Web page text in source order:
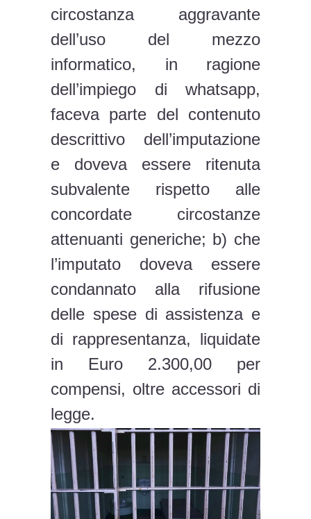
circostanza aggravante
dell’uso del mezzo
informatico, in ragione
dell’impiego di whatsapp,
faceva parte del contenuto
descrittivo dell’imputazione
e doveva essere ritenuta
subvalente rispetto alle
concordate circostanze
attenuanti generiche; b) che
l’imputato doveva essere
condannato alla rifusione
delle spese di assistenza e
di rappresentanza, liquidate
in Euro 2.300,00 per
compensi, oltre accessori di
legge.